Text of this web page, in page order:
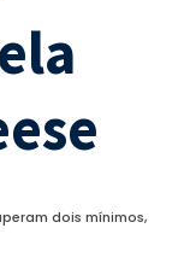
dois mínimos,